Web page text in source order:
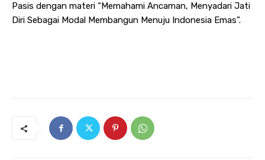
Pasis dengan materi “Memahami Ancaman, Menyadari Jati
Diri Sebagai Modal Membangun Menuju Indonesia Emas”.